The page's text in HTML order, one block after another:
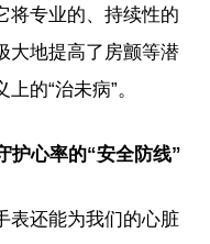
将专业的、持续性的
大地提高了房颤等潜
的“治未病”。
心率的“安全防线”
表还能为我们的心脏